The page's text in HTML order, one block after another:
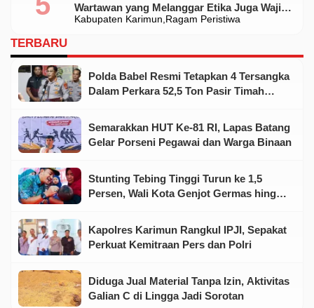
Kabupaten Karimun Ragam Peristiwa
Wartawan yang Melanggar Etika Juga Wajib
Dikoreksi
TERBARU
Polda Babel Resmi Tetapkan 4 Tersangka
Dalam Perkara 52,5 Ton Pasir Timah
Semarakkan HUT Ke-81 RI, Lapas Batang
Gelar Porseni Pegawai dan Warga Binaan
Stunting Tebing Tinggi Turun ke 1,5
Persen, Wali Kota Genjot Germas hingga
Kapolres Karimun Rangkul IPJI, Sepakat
Perkuat Kemitraan Pers dan Polri
Diduga Jual Material Tanpa Izin, Aktivitas
Galian C di Lingga Jadi Sorotan